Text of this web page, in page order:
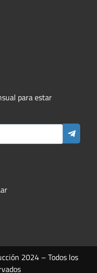
para estar
2024 – Todos los